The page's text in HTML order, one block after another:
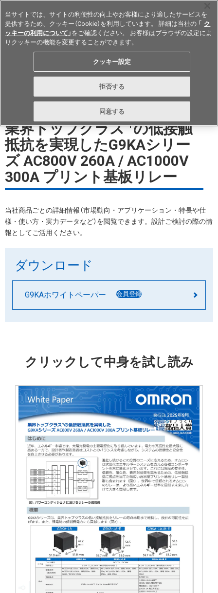
Japan
形G9KA ホワイトペーパーダウン
ロード
業界トップクラス*1の低接触
抵抗を実現したG9KAシリー
ズ AC800V 260A / AC1000V
300A プリント基板リレー
当社商品ごとの詳細情報（市場動向・アプリケーション・特長や仕
様・使い方・実力データなど）を閲覧できます。設計ご検討の際の情
報としてご活用ください。
ダウンロード
G9KAホワイトペーパー 会員登録
クリックして中身を試し読み
当サイトでは、サイトの利便性の向上やお客様により適したサービスを
提供するため、クッキー（Cookie）を利用しています。 詳細は当社の 「 ク
ッキーの利用について 」をご確認ください。 お客様はブラウザの設定によ
りクッキーの機能を変更することができます。
クッキー設定
拒否する
同意する